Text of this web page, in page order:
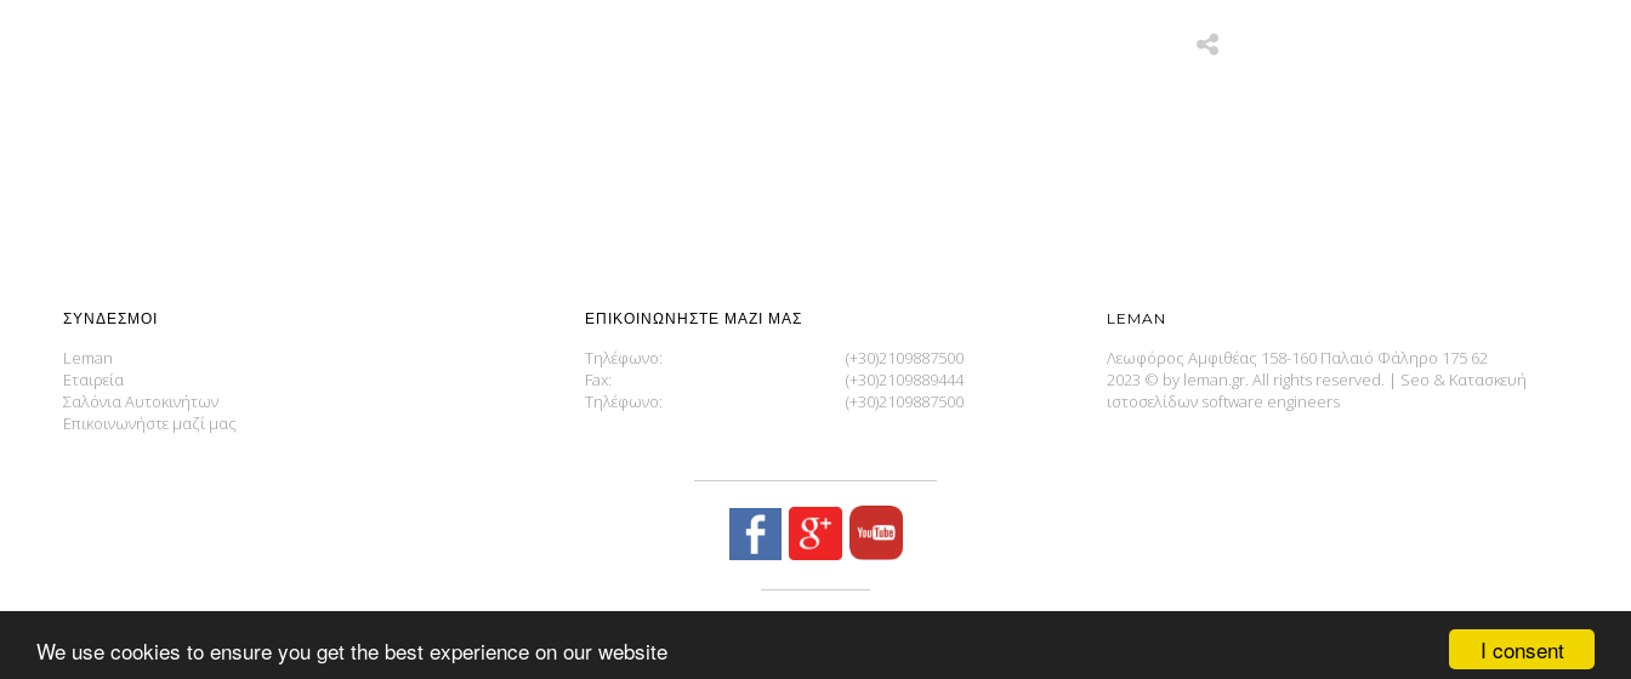
I consent
We use cookies to ensure you get the best experience on our website
ΣΎΝΔΕΣΜΟΙ
Leman
Εταιρεία
Σαλόνια Αυτοκινήτων
Επικοινωνήστε μαζί μας
ΕΠΙΚΟΙΝΩΝΉΣΤΕ ΜΑΖΊ ΜΑΣ
Τηλέφωνο:
Fax:
Τηλέφωνο:
(+30)2109887500
(+30)2109889444
(+30)2109887500
LEMAN
Λεωφόρος Αμφιθέας 158-160 Παλαιό Φάληρο 175 62
2023 © by leman.gr. All rights reserved. | Seo & Κατασκευή
ιστοσελίδων software engineers